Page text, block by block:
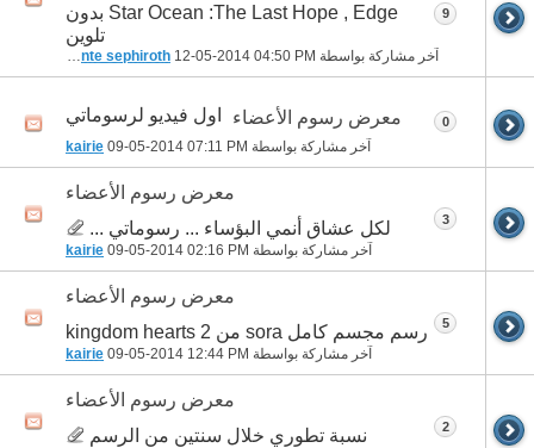
Star Ocean :The Last Hope , Edge بدون
تلوين
آخر مشاركة بواسطة dante sephiroth 12-05-2014 04:50 PM
9
معرض رسوم الأعضاء اول فيديو لرسوماتي
آخر مشاركة بواسطة kairie 09-05-2014 07:11 PM
0
معرض رسوم الأعضاء
لكل عشاق أنمي البؤساء ... رسوماتي ...
آخر مشاركة بواسطة kairie 09-05-2014 02:16 PM
3
معرض رسوم الأعضاء
رسم مجسم كامل sora من kingdom hearts 2
آخر مشاركة بواسطة kairie 09-05-2014 12:44 PM
5
معرض رسوم الأعضاء
نسبة تطوري خلال سنتين من الرسم
2